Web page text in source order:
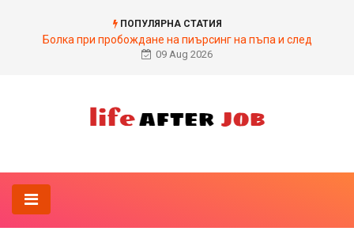
ПОПУЛЯРНА СТАТИЯ
Болка при пробождане на пиърсинг на пъпа и след
09 Aug 2026